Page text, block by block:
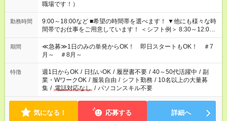
職場です！）
勤務時間
9:00～18:00など ■希望の時間帯を選べます！ ▼他にも様々な時
間帯でお仕事をご用意しています！ ＜シフト例＞ 8:30～12:00
17:00～22:00 13:00～22:00 22:00～翌6:00 など
期間
≪急募≫1日のみの単発からOK！ 即日スタートもOK！ ＃7
月～ ＃8月～
特徴 週1日からOK / 日払いOK / 履歴書不要 / 40～50代活躍中 / 副
業・WワークOK / 服装自由 / シフト勤務 / 10名以上の大量募
集 / 電話対応なし / パソコンスキル不要
気になる！ 応募する 詳細へ